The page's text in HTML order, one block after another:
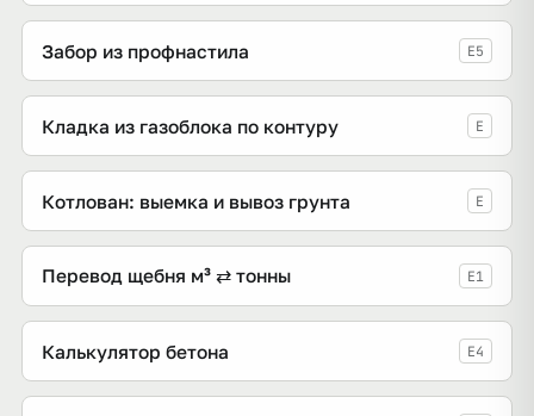
Забор из профнастила E5
Кладка из газоблока по контуру E
Котлован: выемка и вывоз грунта E
Перевод щебня м³ ⇄ тонны E1
Калькулятор бетона E4